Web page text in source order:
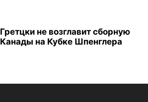
Гретцки не возглавит сборную
Канады на Кубке Шпенглера